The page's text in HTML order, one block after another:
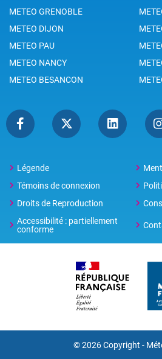
METEO GRENOBLE
METEO DIJON
METEO PAU
METEO NANCY
METEO BESANCON
Légende
Témoins de connexion
Droits de Reproduction
Accessibilité : partiellement
conforme
© 2026 Copyright -